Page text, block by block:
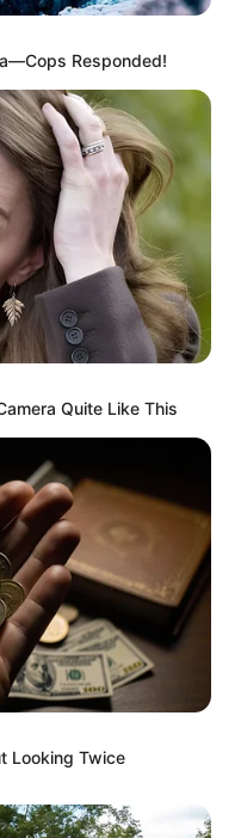
Responded!
Quite Like This
Looking Twice